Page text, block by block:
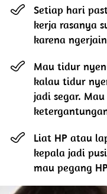
Setiap hari
kerja rasanya
karena
Mau tidur
kalau tidur
jadi segar.
Liat HP atau
kepala jadi
mau pegang